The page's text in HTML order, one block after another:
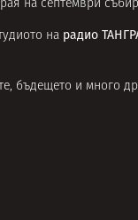
на септември
на радио
бъдещето и много